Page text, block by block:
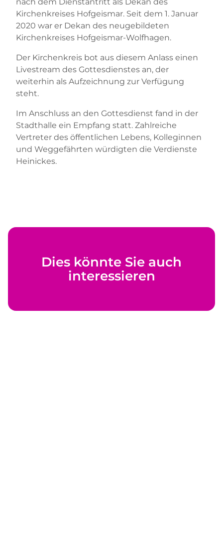
nach dem Dienstantritt als Dekan des
Kirchenkreises Hofgeismar. Seit dem 1. Januar
2020 war er Dekan des neugebildeten
Kirchenkreises Hofgeismar-Wolfhagen.
Der Kirchenkreis bot aus diesem Anlass einen
Livestream des Gottesdienstes an, der
weiterhin als Aufzeichnung zur Verfügung
steht.
Im Anschluss an den Gottesdienst fand in der
Stadthalle ein Empfang statt. Zahlreiche
Vertreter des öffentlichen Lebens, Kolleginnen
und Weggefährten würdigten die Verdienste
Heinickes.
Dies könnte Sie auch
interessieren